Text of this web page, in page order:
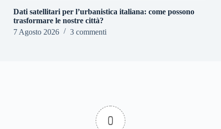
Dati satellitari per l’urbanistica italiana: come possono
trasformare le nostre città?
7 Agosto 2026
3 commenti
0